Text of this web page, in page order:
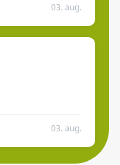
03. aug.
03. aug.